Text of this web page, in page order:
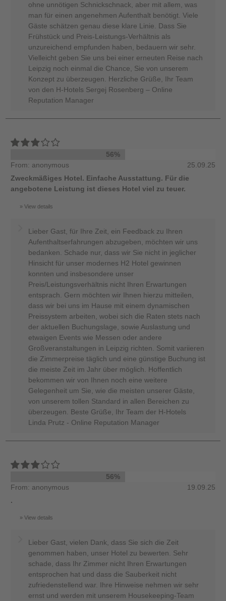
ohne unnötigen Schnickschnack, aber mit allem, was
man für einen angenehmen Aufenthalt benötigt. Viele
Gäste schätzen genau diese klare Linie. Dass Sie
Frühstück und Preis-Leistungs-Verhältnis als
unzureichend empfunden haben, bedauern wir sehr.
Vielleicht geben Sie uns bei einer erneuten Reise nach
Leipzig noch einmal die Chance, Sie von unserem
Konzept zu überzeugen. Herzliche Grüße, Ihr Team
von den H-Hotels Sergej Rosenberg – Online
Reputation Manager
56%
From: anonymous
25.09.25
Zweckmäßiges Hotel. Einfache Ausstattung. Für die
angebotene Leistung ist dieses Hotel viel zu teuer.
View details
Lieber Gast, für Ihre Zeit, ein Feedback zu Ihren
Aufenthaltserfahrungen abzugeben, möchten wir uns
bedanken. Schade nur, dass wir Sie nicht in jeglicher
Hinsicht für unser modernes H2 Hotel gewinnen
konnten und insbesondere unser
Preis/Leistungsverhältnis nicht Ihren Erwartungen
entsprach. Gern möchten wir Ihnen hierzu mitteilen,
dass wir bei uns im Hause mit einem dynamischen
Preissystem arbeiten, wobei sich die Raten stets nach
der aktuellen Buchungslage, sowie Auslastung und
etwaigen Events wie Messen oder andere
Großveranstaltungen in Leipzig richten. Somit variieren
die Zimmerpreise täglich und eine günstige Buchung ist
die meiste Zeit im Jahr über möglich. Hoffentlich
bekommen wir von Ihnen noch eine weitere
Gelegenheit um Sie, wie die meisten unserer Gäste,
von unserem tollen Standard in allen Bereichen zu
überzeugen. Beste Grüße, Ihr Team der H-Hotels
Linda Prutz - Online Reputation Manager
56%
From: anonymous
19.09.25
.
View details
Lieber Gast, vielen Dank, dass Sie sich die Zeit
genommen haben, unser Hotel zu bewerten. Sehr
schade, dass Ihr Zimmer nicht Ihren Erwartungen
entsprochen hat und dass die Sauberkeit nicht
zufriedenstellend war. Ihre Hinweise nehmen wir sehr
ernst und werden mit unserem Housekeeping-Team